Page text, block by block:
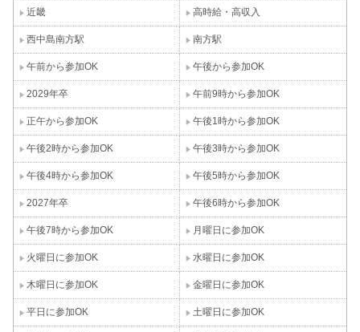
近畿 高時給・高収入
西中島南方駅 南方駅
午前から参加OK 午後から参加OK
2029年卒 午前9時から参加OK
正午から参加OK 午後1時から参加OK
午後2時から参加OK 午後3時から参加OK
午後4時から参加OK 午後5時から参加OK
2027年卒 午後6時から参加OK
午後7時から参加OK 月曜日に参加OK
火曜日に参加OK 水曜日に参加OK
木曜日に参加OK 金曜日に参加OK
平日に参加OK 土曜日に参加OK